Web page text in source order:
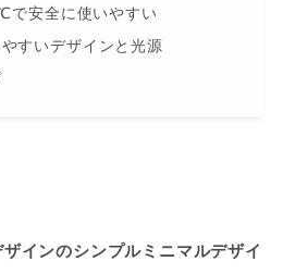
安全に使いやすい
すいデザインと光源
インのシンプルミニマルデザイ